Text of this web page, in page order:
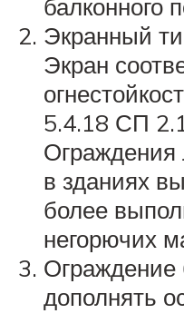
балконного
Экранный
Экран
5.4.18 СП
Ограждения
в зданиях
более
негорючих
Ограждение
дополнять